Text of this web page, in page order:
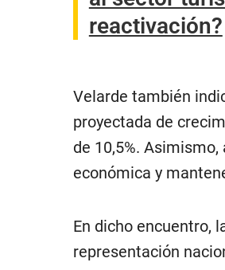
reactivación?
Velarde también
proyectada de
de 10,5%.
económica y
En dicho encuentro,
representación